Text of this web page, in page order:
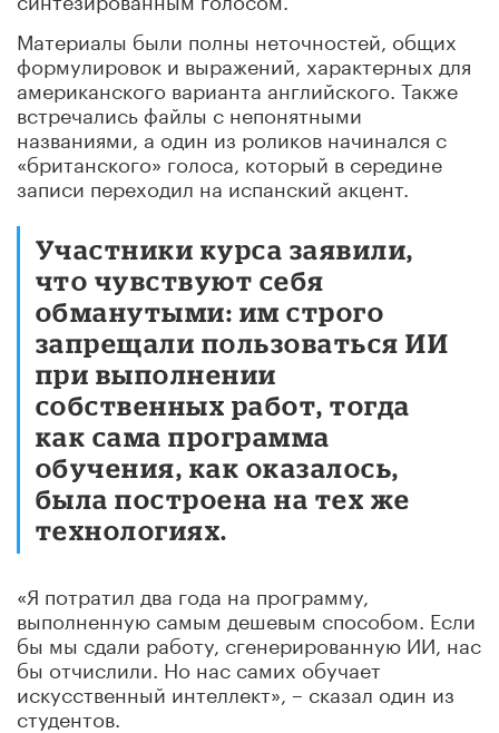
Материалы были полны неточностей, общих
формулировок и выражений, характерных для
американского варианта английского. Также
встречались файлы с непонятными
названиями, а один из роликов начинался с
«британского» голоса, который в середине
записи переходил на испанский акцент.
Участники курса заявили,
что чувствуют себя
обманутыми: им строго
запрещали пользоваться ИИ
при выполнении
собственных работ, тогда
как сама программа
обучения, как оказалось,
была построена на тех же
технологиях.
«Я потратил два года на программу,
выполненную самым дешевым способом. Если
бы мы сдали работу, сгенерированную ИИ, нас
бы отчислили. Но нас самих обучает
искусственный интеллект», – сказал один из
студентов.